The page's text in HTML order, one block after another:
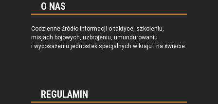
O NAS
Codzienne źródło informacji o taktyce, szkoleniu,
misjach bojowych, uzbrojeniu, umundurowaniu
i wyposażeniu jednostek specjalnych w kraju i na świecie.
REGULAMIN